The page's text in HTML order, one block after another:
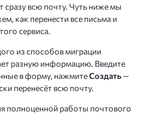
сразу всю почту. Чуть ниже мы
как перенести все письма и
сервиса.
из способов миграции
разную информацию. Введите
в форму, нажмитеСоздать —
перенесёт всю почту.
полноценной работы почтового